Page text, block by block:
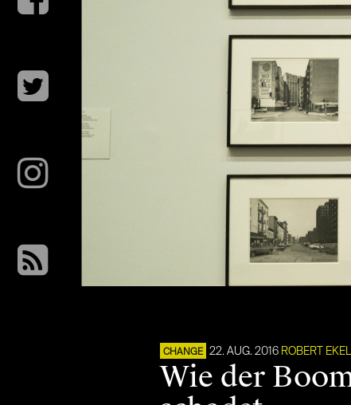
CHANGE 22. AUG. 2016 ROBERT
Wie der